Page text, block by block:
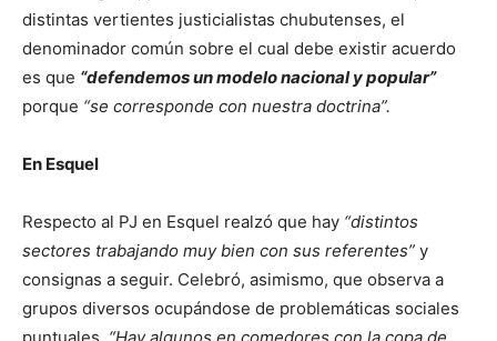
distintas vertientes justicialistas chubutenses, el
denominador común sobre el cual debe existir acuerdo
es que “defendemos un modelo nacional y popular”
porque “se corresponde con nuestra doctrina”.
En Esquel
Respecto al PJ en Esquel realzó que hay “distintos
sectores trabajando muy bien con sus referentes” y
consignas a seguir. Celebró, asimismo, que observa a
grupos diversos ocupándose de problemáticas sociales